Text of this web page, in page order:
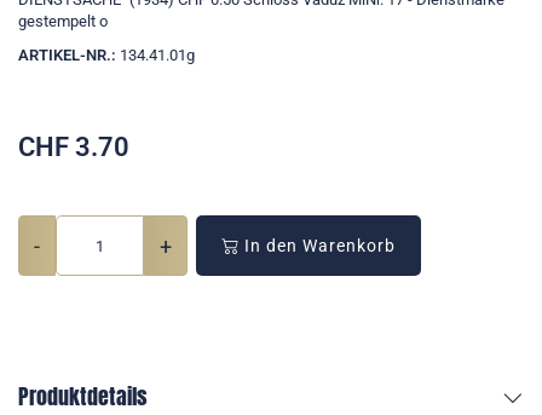
gestempelt o
ARTIKEL-NR.: 134.41.01g
CHF 3.70
- + In den Warenkorb
Produktdetails